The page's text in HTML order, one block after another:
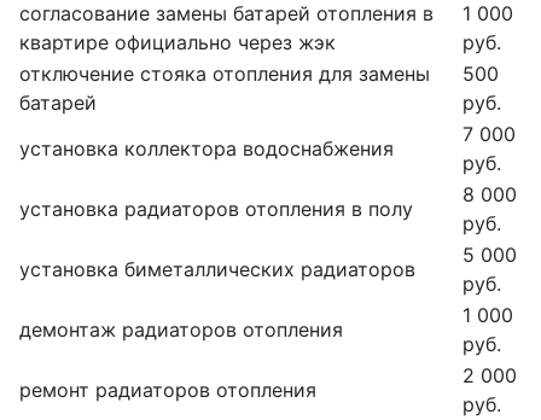
согласование замены батарей отопления в
квартире официально через жэк
1 000
руб.
отключение стояка отопления для замены
батарей
500
руб.
установка коллектора водоснабжения
7 000
руб.
установка радиаторов отопления в полу
8 000
руб.
установка биметаллических радиаторов
5 000
руб.
демонтаж радиаторов отопления
1 000
руб.
ремонт радиаторов отопления
2 000
руб.